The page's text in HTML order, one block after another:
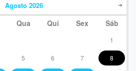
Agosto 2026
Qua Qui Sex Sáb
1
5 6 7 8